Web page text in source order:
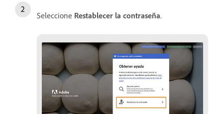
Seleccione Restablecer la contraseña.